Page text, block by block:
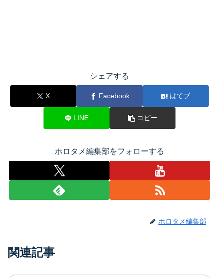
シェアする
X Facebook はてブ
LINE コピー
ホロタメ編集部をフォローする
ホロタメ編集部
関連記事